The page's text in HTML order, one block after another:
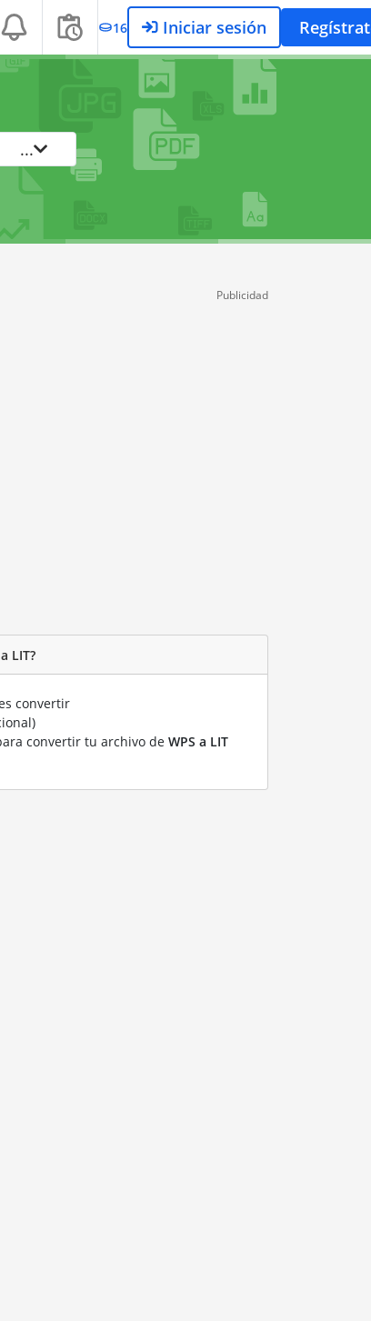
16 Iniciar sesión
...
Publicidad
LIT?
convertir
convertir tu archivo de WPS a LIT